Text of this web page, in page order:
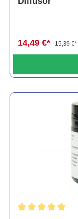
14,49 €* 15,39 €*